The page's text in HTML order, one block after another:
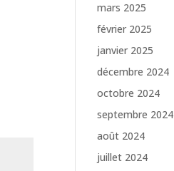
mars 2025
février 2025
janvier 2025
décembre 2024
octobre 2024
septembre 2024
août 2024
juillet 2024